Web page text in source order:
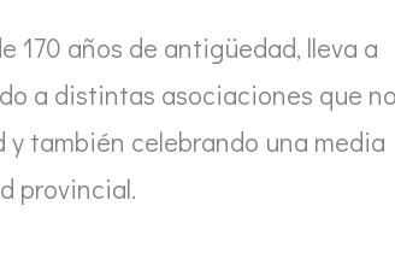
170 años de antigüedad, lleva a
a distintas asociaciones que
también celebrando una media
provincial.